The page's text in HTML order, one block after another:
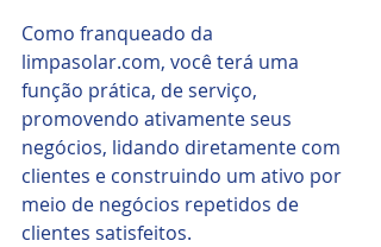
Como franqueado da
limpasolar.com, você terá uma
função prática, de serviço,
promovendo ativamente seus
negócios, lidando diretamente com
clientes e construindo um ativo por
meio de negócios repetidos de
clientes satisfeitos.